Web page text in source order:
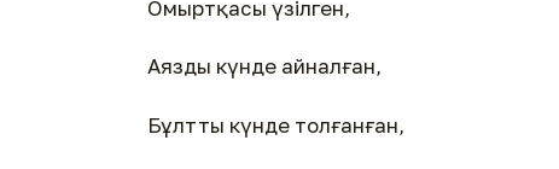
Омыртқасы үзілген,
Аязды күнде айналған,
Бұлтты күнде толғанған,